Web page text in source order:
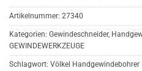
Artikelnummer: 27340
Kategorien: Gewindeschneider,
GEWINDEWERKZEUGE
Schlagwort: Völkel Handgewindebohrer